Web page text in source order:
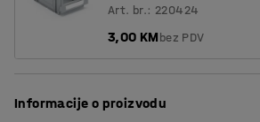
Art. br.: 220424
3,00 KMbez PDV
Informacije o proizvodu